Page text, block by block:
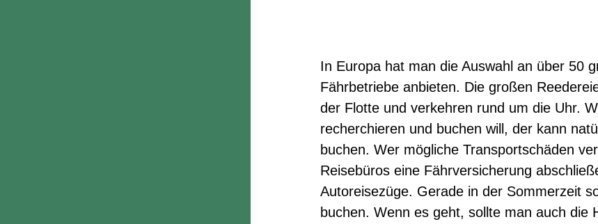
In Europa hat man die Auswahl an über 50
Fährbetriebe anbieten. Die großen
der Flotte und verkehren rund um die Uhr.
recherchieren und buchen will, der kann
buchen. Wer mögliche Transportschäden
Reisebüros eine Fährversicherung
Autoreisezüge. Gerade in der Sommerzeit
buchen. Wenn es geht, sollte man auch die